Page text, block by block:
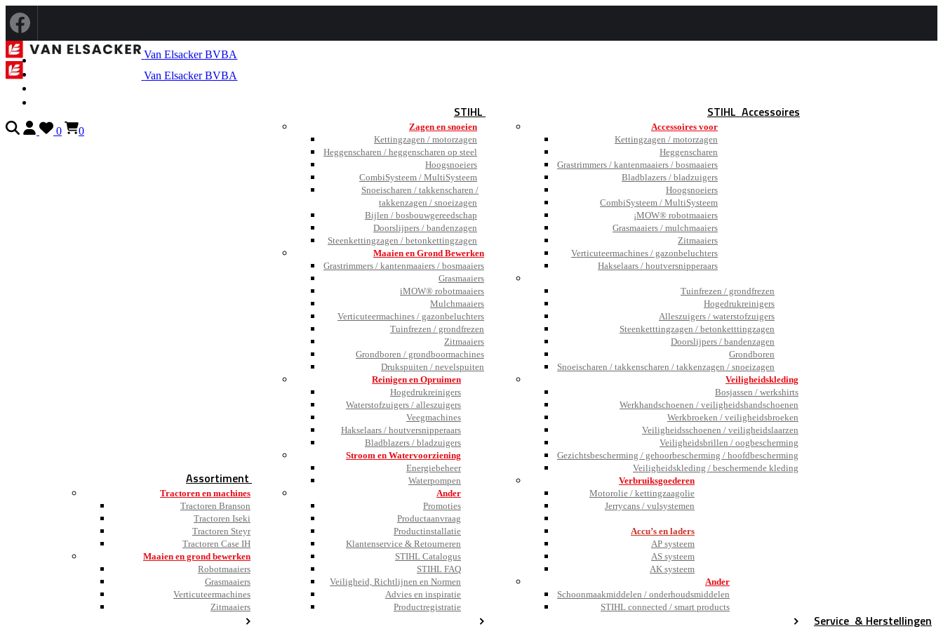
0 0
Van Elsacker BVBA
Van Elsacker BVBA
Assortiment
Tractoren en machines
Tractoren Branson
Tractoren Iseki
Tractoren Steyr
Tractoren Case IH
Maaien en grond bewerken
Robotmaaiers
Grasmaaiers
Verticuteermachines
Zitmaaiers
STIHL
Zagen en snoeien
Kettingzagen / motorzagen
Heggenscharen / heggenscharen op steel
Hoogsnoeiers
CombiSysteem / MultiSysteem
Snoeischaren / takkenscharen /
takkenzagen / snoeizagen
Bijlen / bosbouwgereedschap
Doorslijpers / bandenzagen
Steenkettingzagen / betonkettingzagen
Maaien en Grond Bewerken
Grastrimmers / kantenmaaiers / bosmaaiers
Grasmaaiers
iMOW® robotmaaiers
Mulchmaaiers
Verticuteermachines / gazonbeluchters
Tuinfrezen / grondfrezen
Zitmaaiers
Grondboren / grondboormachines
Drukspuiten / nevelspuiten
Reinigen en Opruimen
Hogedrukreinigers
Waterstofzuigers / alleszuigers
Veegmachines
Hakselaars / houtversnipperaars
Bladblazers / bladzuigers
Stroom en Watervoorziening
Energiebeheer
Waterpompen
Ander
Promoties
Productaanvraag
Productinstallatie
Klantenservice & Retourneren
STIHL Catalogus
STIHL FAQ
Veiligheid, Richtlijnen en Normen
Advies en inspiratie
Productregistratie
STIHL Accessoires
Accessoires voor
Kettingzagen / motorzagen
Heggenscharen
Grastrimmers / kantenmaaiers / bosmaaiers
Bladblazers / bladzuigers
Hoogsnoeiers
CombiSysteem / MultiSysteem
¡MOW® robotmaaiers
Grasmaaiers / mulchmaaiers
Zitmaaiers
Verticuteermachines / gazonbeluchters
Hakselaars / houtversnipperaars
Tuinfrezen / grondfrezen
Hogedrukreinigers
Alleszuigers / waterstofzuigers
Steenketttingzagen / betonketttingzagen
Doorslijpers / bandenzagen
Grondboren
Snoeischaren / takkenscharen / takkenzagen / snoeizagen
Veiligheidskleding
Bosjassen / werkshirts
Werkhandschoenen / veiligheidshandschoenen
Werkbroeken / veiligheidsbroeken
Veiligheidsschoenen / veiligheidslaarzen
Veiligheidsbrillen / oogbescherming
Gezichtsbescherming / gehoorbescherming / hoofdbescherming
Veiligheidskleding / beschermende kleding
Verbruiksgoederen
Motorolie / kettingzaagolie
Jerrycans / vulsystemen
Accu’s en laders
AP systeem
AS systeem
AK systeem
Ander
Schoonmaakmiddelen / onderhoudsmiddelen
STIHL connected / smart products
Service & Herstellingen